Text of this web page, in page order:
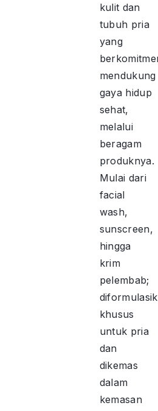
kulit dan
tubuh pria
yang
mendukung
gaya hidup
sehat,
melalui
beragam
produknya.
Mulai dari
facial
wash,
sunscreen,
hingga
krim
pelembab;
khusus
untuk pria
dan
dikemas
dalam
kemasan